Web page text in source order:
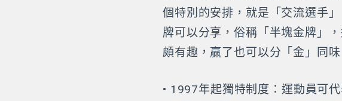
個特別的安排，就是「交流選手
牌可以分享，俗稱「半塊金牌」
頗有趣，贏了也可以分「金」同味
• 1997年起獨特制度：運動員可